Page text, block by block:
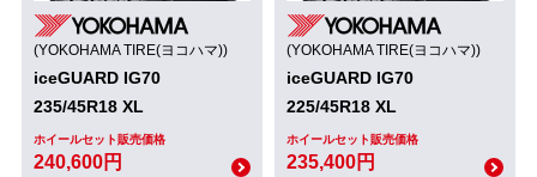
(YOKOHAMA TIRE(ヨコハマ))
iceGUARD IG70
235/45R18 XL
ホイールセット販売価格
240,600円
(YOKOHAMA TIRE(ヨコハマ))
iceGUARD IG70
225/45R18 XL
ホイールセット販売価格
235,400円